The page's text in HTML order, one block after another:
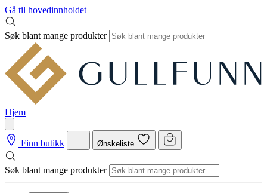
Gå til hovedinnholdet
Søk blant mange produkter
Hjem
Finn butikk Ønskeliste
Søk blant mange produkter